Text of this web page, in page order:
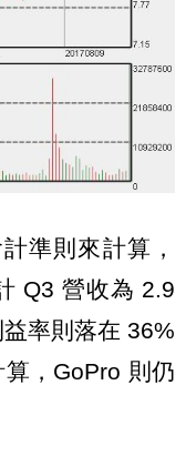
準則來計算，
Q3 營收為 2.9
率則落在 36%
，GoPro 則仍